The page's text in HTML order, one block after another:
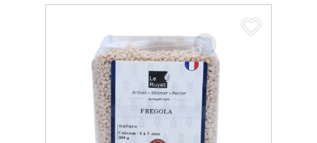
favorite_border